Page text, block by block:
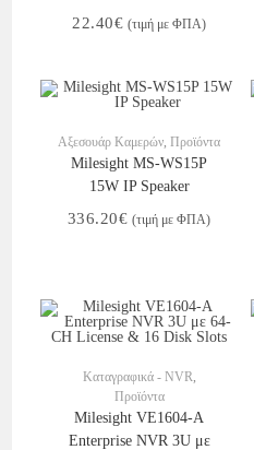
22.40€ (τιμή με ΦΠΑ)
Αξεσουάρ Καμερών,Προϊόντα
Milesight MS-WS15P
15W IP Speaker
336.20€ (τιμή με ΦΠΑ)
Καταγραφικά - NVR
Προϊόντα
Milesight VE1604-A
Enterprise NVR 3U με